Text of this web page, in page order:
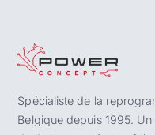
Spécialiste de la
Belgique depuis 1995.